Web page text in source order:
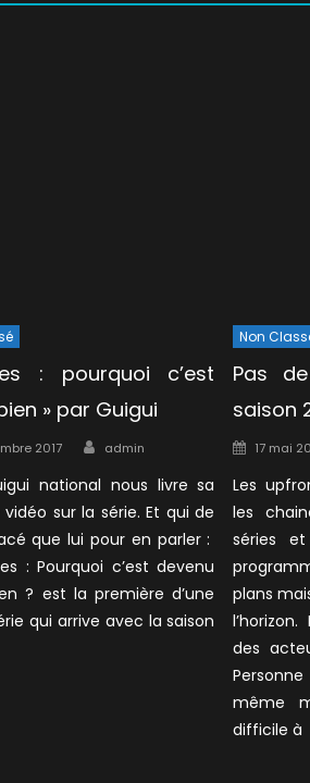
: pourquoi c’est
» par Guigui
2017 Author
admin
national nous livre sa
sur la série. Et qui de
que lui pour en parler :
: Pourquoi c’est devenu
? est la première d’une
qui arrive avec la saison
Non
Pas
saison
Posted
17 mai
Les
les
séries
plans
des
même
difficile à